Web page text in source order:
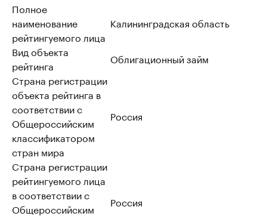
Полное
наименование
рейтингуемого лица
Калининградская область
Вид объекта
рейтинга
Облигационный займ
Страна регистрации
объекта рейтинга в
соответствии с
Общероссийским
классификатором
стран мира
Россия
Страна регистрации
рейтингуемого лица
в соответствии с
Общероссийским
Россия